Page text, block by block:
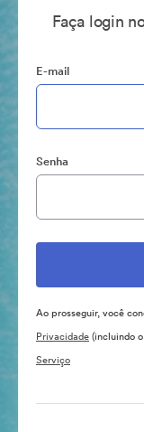
Faça login
E-mail
Senha
Ao prosseguir, você
Privacidade(incluindo
Serviço